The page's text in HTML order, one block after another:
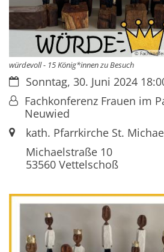
©
würdevoll - 15 König*innen zu Besuch
Datum:Sonntag, 30. Juni 2024
Von:Fachkonferenz Frauen im
Neuwied
Ort:kath. Pfarrkirche St.
Michaelstraße 10
53560Vettelschoß